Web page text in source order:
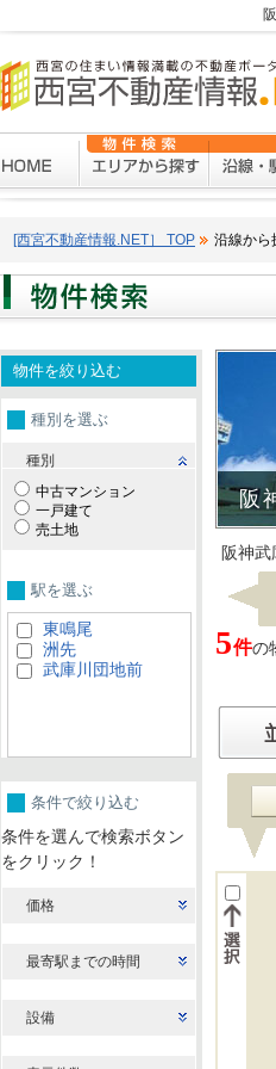
[西宮不動産情報.NET］ TOP 沿線から
物件を絞り込む
種別を選ぶ
種別
中古マンション
一戸建て
売土地
駅を選ぶ
東鳴尾
洲先
武庫川団地前
条件で絞り込む
条件を選んで検索ボタン
をクリック！
価格
最寄駅までの時間
設備
阪
阪神
5件の